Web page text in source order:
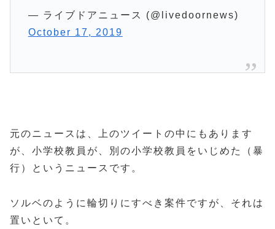
— ライブドアニュース (@livedoornews)
October 17, 2019
元のニュースは、上のツイートの中にもあります
が、小学校教員が、別の小学校教員をいじめた（暴
行）というニュースです。
ソルベのように輪切りにすべき案件ですが、それは
置いといて。